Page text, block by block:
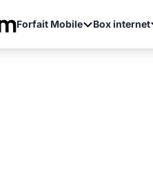
Forfait Mobile Box internet